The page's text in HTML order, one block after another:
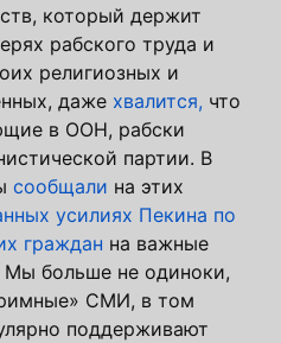
который держит
рабского труда и
религиозных и
даже хвалится, что
в ООН, рабски
партии. В
сообщали на этих
усилиях Пекина по
граждан на важные
больше не одиноки,
СМИ, в том
поддерживают